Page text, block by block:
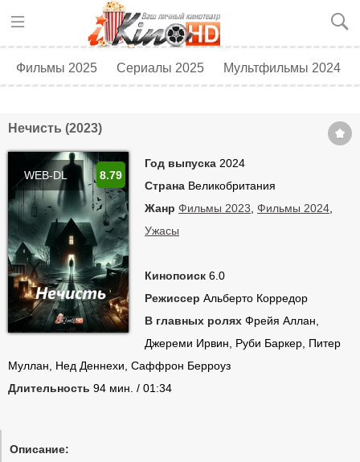
Фильмы 2025 Сериалы 2025 Мультфильмы 2024
Нечисть (2023)
WEB-DL
Год выпуска 2024
Страна Великобритания
Жанр Фильмы 2023 Фильмы 2024
Ужасы
Кинопоиск 6.0
Режиссер Альберто Корредор
В главных ролях Фрейя Аллан,
Джереми Ирвин, Руби Баркер, Питер
Муллан, Нед Деннехи, Саффрон Берроуз
Длительность 94 мин. / 01:34
8.79
Описание: